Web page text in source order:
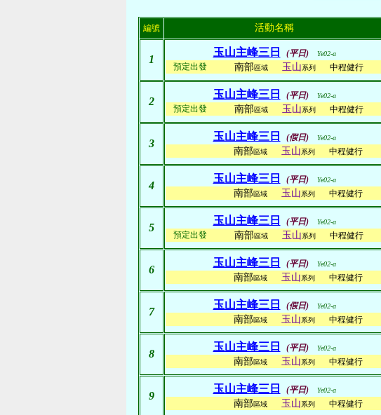
編號 活動名稱
1
玉山主峰三日 (平日) Ye02-a
預定出發 南部區域 玉山系列 中程健行
2
玉山主峰三日 (平日) Ye02-a
預定出發 南部區域 玉山系列 中程健行
3
玉山主峰三日 (假日) Ye02-a
南部區域 玉山系列 中程健行
4
玉山主峰三日 (平日) Ye02-a
南部區域 玉山系列 中程健行
5
玉山主峰三日 (平日) Ye02-a
預定出發 南部區域 玉山系列 中程健行
6
玉山主峰三日 (平日) Ye02-a
南部區域 玉山系列 中程健行
7
玉山主峰三日 (假日) Ye02-a
南部區域 玉山系列 中程健行
8
玉山主峰三日 (平日) Ye02-a
南部區域 玉山系列 中程健行
9
玉山主峰三日 (平日) Ye02-a
南部區域 玉山系列 中程健行